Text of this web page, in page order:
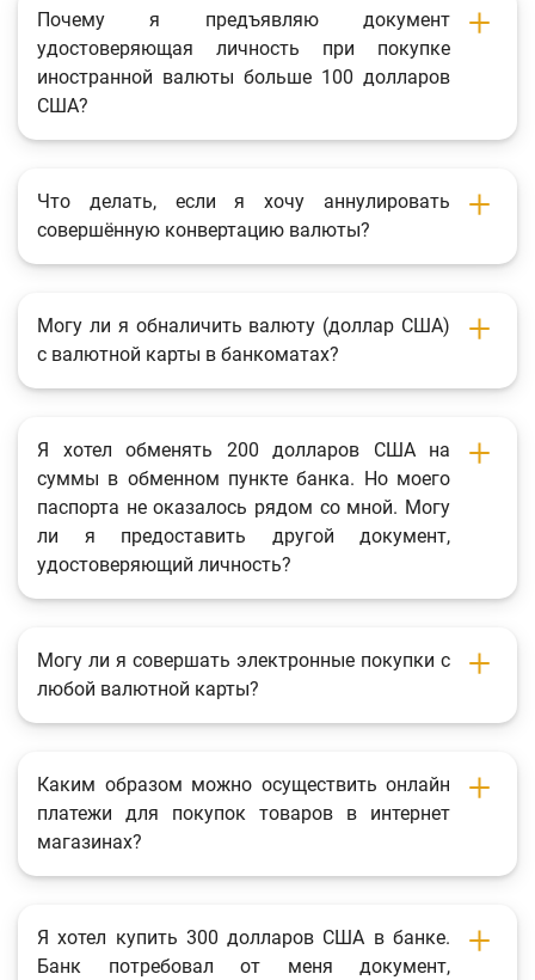
Почему я предъявляю документ
удостоверяющая личность при покупке
иностранной валюты больше 100 долларов
США?
Что делать, если я хочу аннулировать
совершённую конвертацию валюты?
Могу ли я обналичить валюту (доллар США)
с валютной карты в банкоматах?
Я хотел обменять 200 долларов США на
суммы в обменном пункте банка. Но моего
паспорта не оказалось рядом со мной. Могу
ли я предоставить другой документ,
удостоверяющий личность?
Могу ли я совершать электронные покупки с
любой валютной карты?
Каким образом можно осуществить онлайн
платежи для покупок товаров в интернет
магазинах?
Я хотел купить 300 долларов США в банке.
Банк потребовал от меня документ,